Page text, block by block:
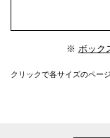
※ ボック
クリックで各サイズのペー